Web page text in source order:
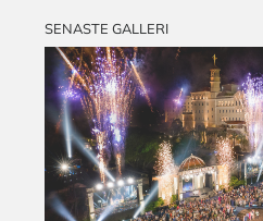
SENASTE GALLERI